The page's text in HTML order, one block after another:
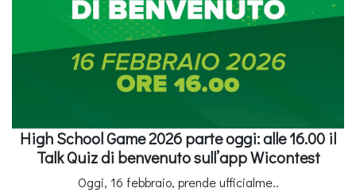
High School Game 2026 parte oggi: alle 16.00 il
Talk Quiz di benvenuto sull’app Wicontest
Oggi, 16 febbraio, prende ufficialme..